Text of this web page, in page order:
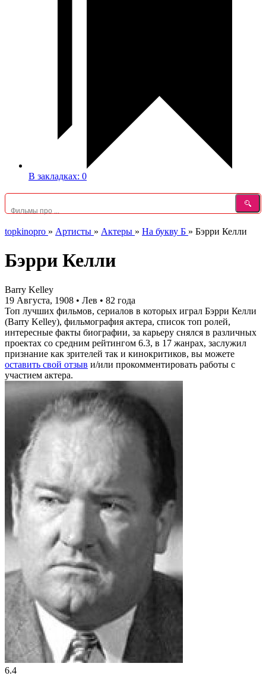
В закладках: 0
topkinopro » Артисты » Актеры » На букву Б » Бэрри Келли
Бэрри Келли
Barry Kelley
19 Августа, 1908 • Лев • 82 года
Топ лучших фильмов, сериалов в которых играл Бэрри Келли
(Barry Kelley), фильмография актера, список топ ролей,
интересные факты биографии, за карьеру снялся в различных
проектах со средним рейтингом 6.3, в 17 жанрах, заслужил
признание как зрителей так и кинокритиков, вы можете
оставить свой отзыв и/или прокомментировать работы с
участием актера.
6.4